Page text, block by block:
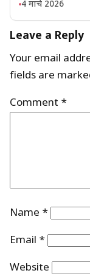
4 मार्च 2026
Leave a Reply
Your email
fields are
Comment *
Name *
Email *
Website